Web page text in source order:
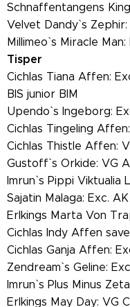
Schnaffentangens King
Velvet Dandy` s Zephir:
Millimeo` s Miracle Man:
Tisper
Cichlas Tiana Affen:
BIS junior BIM
Upendo` s Ingeborg:
Cichlas Tingeling
Cichlas Thistle Affen:
Gustoff` s Orkide: VG
Imrun` s Pippi Viktualia
Sajatin Malaga: Exc. AK
Erlkings Marta Von
Cichlas Indy Affen
Cichlas Ganja Affen:
Zendream` s Geline:
Imrun` s Plus Minus
Erlkings May Day: VG